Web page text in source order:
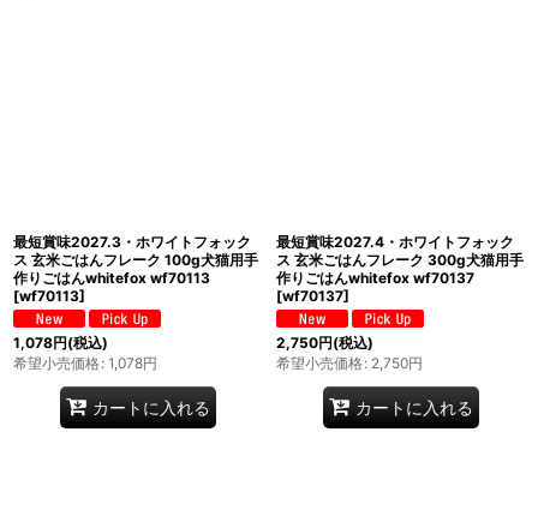
最短賞味2027.3・ホワイトフォック
ス 玄米ごはんフレーク 100g犬猫用手
作りごはんwhitefox wf70113
[wf70113]
1,078円(税込)
希望小売価格: 1,078円
カートに入れる
最短賞味2027.4・ホワイトフォック
ス 玄米ごはんフレーク 300g犬猫用手
作りごはんwhitefox wf70137
[wf70137]
2,750円(税込)
希望小売価格: 2,750円
カートに入れる